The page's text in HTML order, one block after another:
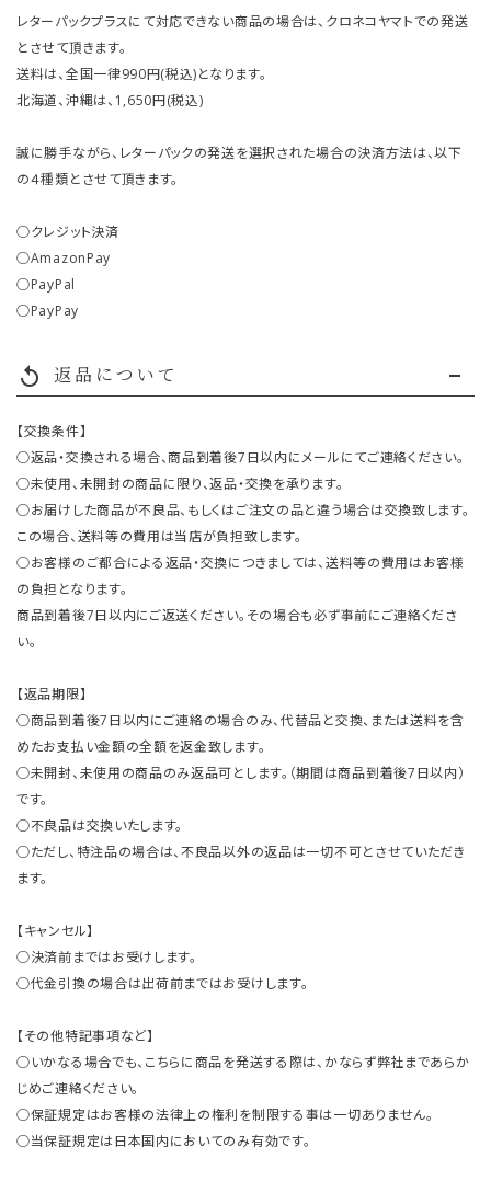
レターパックプラスにて対応できない商品の場合は、クロネコヤマトでの発送
とさせて頂きます。
送料は、全国一律990円(税込)となります。
北海道、沖縄は、1,650円(税込)
誠に勝手ながら、レターパックの発送を選択された場合の決済方法は、以下
の４種類とさせて頂きます。
○クレジット決済
○AmazonPay
○PayPal
○PayPay
replay 返品について
【交換条件】
○返品・交換される場合、商品到着後7日以内にメールにてご連絡ください。
○未使用、未開封の商品に限り、返品・交換を承ります。
○お届けした商品が不良品、もしくはご注文の品と違う場合は交換致します。
この場合、送料等の費用は当店が負担致します。
○お客様のご都合による返品・交換につきましては、送料等の費用はお客様
の負担となります。
商品到着後7日以内にご返送ください。その場合も必ず事前にご連絡くださ
い。
【返品期限】
○商品到着後7日以内にご連絡の場合のみ、代替品と交換、または送料を含
めたお支払い金額の全額を返金致します。
○未開封、未使用の商品のみ返品可とします。（期間は商品到着後7日以内）
です。
○不良品は交換いたします。
○ただし、特注品の場合は、不良品以外の返品は一切不可とさせていただき
ます。
【キャンセル】
○決済前まではお受けします。
○代金引換の場合は出荷前まではお受けします。
【その他特記事項など】
○いかなる場合でも、こちらに商品を発送する際は、かならず弊社まであらか
じめご連絡ください。
○保証規定はお客様の法律上の権利を制限する事は一切ありません。
○当保証規定は日本国内においてのみ有効です。